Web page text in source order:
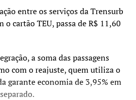
entre os serviços daTrensurb
o cartão TEU, passa de R$ 11,60
a soma das passagens
com o reajuste, quem utiliza o
garante economia de 3,95% em